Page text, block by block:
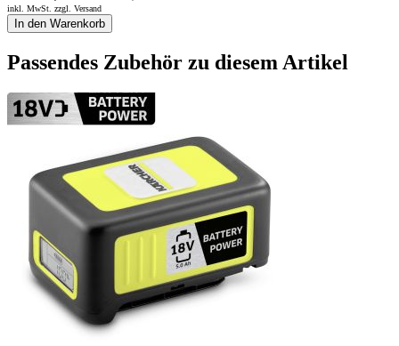
inkl. MwSt. zzgl. Versand
In den Warenkorb
Passendes Zubehör zu diesem Artikel